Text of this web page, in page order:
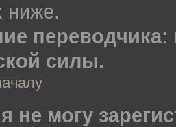
ниже.
силы.
не могу